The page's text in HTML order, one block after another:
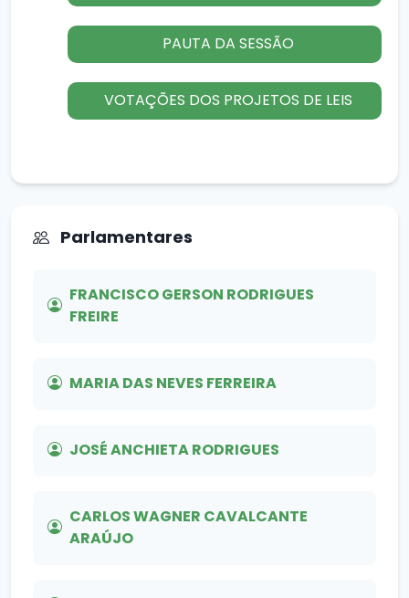
PAUTA DA SESSÃO
VOTAÇÕES DOS PROJETOS DE LEIS
Parlamentares
FRANCISCO GERSON RODRIGUES
FREIRE
MARIA DAS NEVES FERREIRA
JOSÉ ANCHIETA RODRIGUES
CARLOS WAGNER CAVALCANTE
ARAÚJO